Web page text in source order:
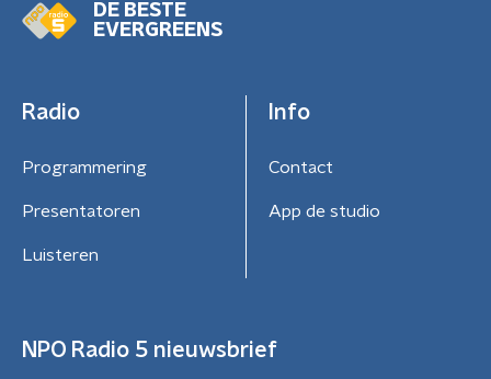
DE BESTE
EVERGREENS
Radio
Programmering
Presentatoren
Luisteren
Info
Contact
App de studio
NPO Radio 5 nieuwsbrief